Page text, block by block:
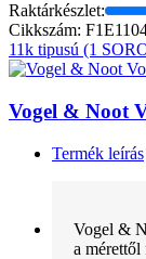
Raktárkészlet:
Cikkszám:
11k tipusú (1
Vogel & Noot
Termék leírás
Vogel &
a mérettől